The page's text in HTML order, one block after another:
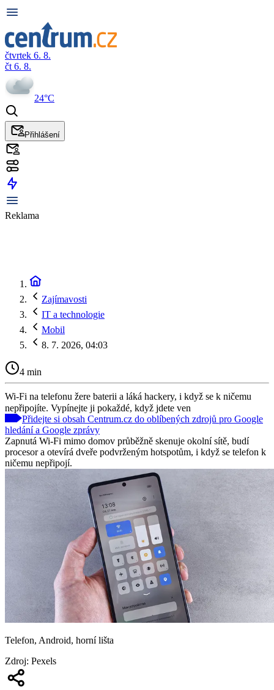
čtvrtek 6. 8.
čt 6. 8.
24°C
Přihlášení
Reklama
Zajímavosti
IT a technologie
Mobil
8. 7. 2026, 04:03
4 min
Wi-Fi na telefonu žere baterii a láká hackery, i když se k ničemu
nepřipojíte. Vypínejte ji pokaždé, když jdete ven
Přidejte si obsah Centrum.cz do oblíbených zdrojů pro Google
hledání a Google zprávy
Zapnutá Wi-Fi mimo domov průběžně skenuje okolní sítě, budí
procesor a otevírá dveře podvrženým hotspotům, i když se telefon k
ničemu nepřipojí.
Telefon, Android, horní lišta
Zdroj: Pexels